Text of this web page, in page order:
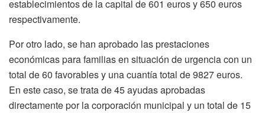
establecimientos de la capital de 601 euros y 650 euros
respectivamente.
Por otro lado, se han aprobado las prestaciones
económicas para familias en situación de urgencia con un
total de 60 favorables y una cuantía total de 9827 euros.
En este caso, se trata de 45 ayudas aprobadas
directamente por la corporación municipal y un total de 15